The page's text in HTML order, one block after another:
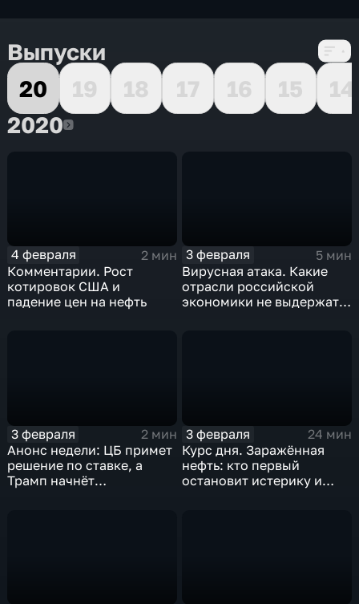
Выпуски
20
19 18 17 16 15
14
20202020
4 февраля
2 мин
Комментарии. Рост
котировок США и
падение цен на нефть
3 февраля
5 мин
Вирусная атака. Какие
отрасли российской
экономики не выдержат
3 февраля
2 мин
Анонс недели: ЦБ примет
решение по ставке, а
Трамп начнёт
3 февраля
24 мин
Курс дня. Заражённая
нефть: кто первый
остановит истерику и